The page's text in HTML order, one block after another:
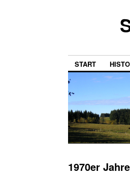
START
1970er Jahre